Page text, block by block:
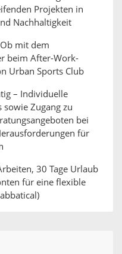
Projekten in
Nachhaltigkeit
mit dem
beim After-Work-
Urban Sports Club
– Individuelle
sowie Zugang zu
bei
für
30 Tage Urlaub
für eine flexible